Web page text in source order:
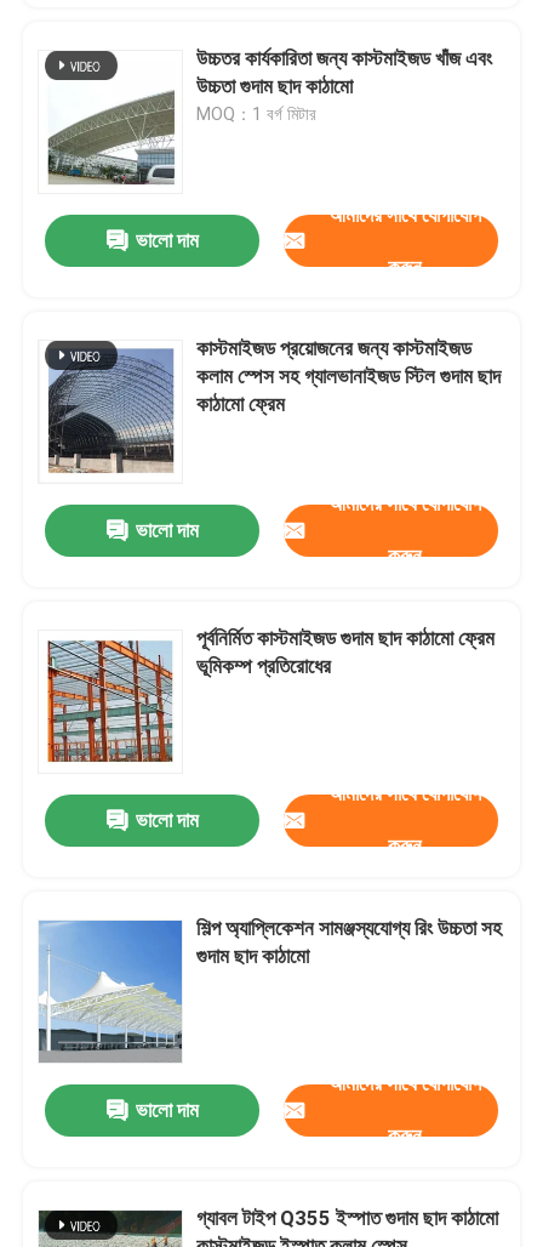
বাড়ি
আমাদের সম্পর্কে
মান নিয়ন্ত্রণ
যোগাযোগ করুন
খবর
মামলা
স্পেস ফ্রেম ট্রাস
উচ্চতর কার্যকারিতা জন্য কাস্টমাইজড খাঁজ এবং
উচ্চতা গুদাম ছাদ কাঠামো
MOQ：1 বর্গ মিটার
ভালো দাম
আমাদের সাথে যোগাযোগ
করুন
কাস্টমাইজড প্রয়োজনের জন্য কাস্টমাইজড
কলাম স্পেস সহ গ্যালভানাইজড স্টিল গুদাম ছাদ
কাঠামো ফ্রেম
ভালো দাম
আমাদের সাথে যোগাযোগ
করুন
পূর্বনির্মিত কাস্টমাইজড গুদাম ছাদ কাঠামো ফ্রেম
ভূমিকম্প প্রতিরোধের
ভালো দাম
আমাদের সাথে যোগাযোগ
করুন
শিল্প অ্যাপ্লিকেশন সামঞ্জস্যযোগ্য রিং উচ্চতা সহ
গুদাম ছাদ কাঠামো
ভালো দাম
আমাদের সাথে যোগাযোগ
করুন
গ্যাবল টাইপ Q355 ইস্পাত গুদাম ছাদ কাঠামো